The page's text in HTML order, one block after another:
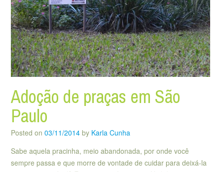
Adoção de praças em São
Paulo
Posted on 03/11/2014 by Karla Cunha
Sabe aquela pracinha, meio abandonada, por onde você
sempre passa e que morre de vontade de cuidar para deixá-la